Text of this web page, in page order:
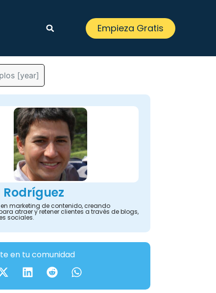
Empieza Gratis
[year]
Rodríguez
marketing de contenido, creando
atraer y retener clientes a través de blogs,
sociales.
en tu comunidad